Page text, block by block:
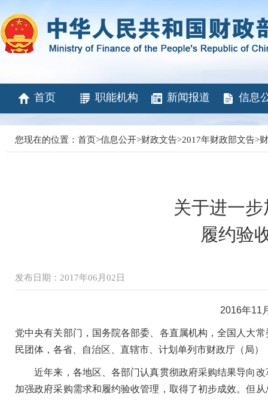
首页 职能机构 新闻报道 信息
您现在的位置： 首页>信息公开>财政文告>2017年财政部文告>
关于进一
履约验
发布日期：2017年06月02日
2016年11
党中央有关部门，国务院各部委、各直属机构，全国人大
民团体，各省、自治区、直辖市、计划单列市财政厅（局
近年来，各地区、各部门认真贯彻政府采购结果导向改
加强政府采购需求和履约验收管理，取得了初步成效。但